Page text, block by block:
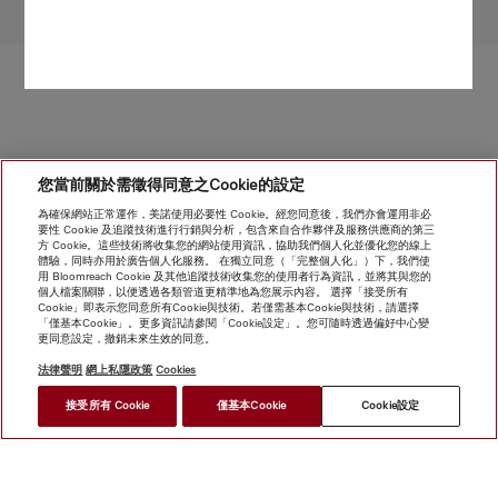
您當前關於需徵得同意之Cookie的設定
為確保網站正常運作，美諾使用必要性 Cookie。經您同意後，我們亦會運用非必
要性 Cookie 及追蹤技術進行行銷與分析，包含來自合作夥伴及服務供應商的第三
方 Cookie。這些技術將收集您的網站使用資訊，協助我們個人化並優化您的線上
體驗，同時亦用於廣告個人化服務。 在獨立同意（「完整個人化」）下，我們使
用 Bloomreach Cookie 及其他追蹤技術收集您的使用者行為資訊，並將其與您的
個人檔案關聯，以便透過各類管道更精準地為您展示內容。 選擇「接受所有
Cookie」即表示您同意所有Cookie與技術。若僅需基本Cookie與技術，請選擇
「僅基本Cookie」。更多資訊請參閱「Cookie設定」。您可隨時透過偏好中心變
更同意設定，撤銷未來生效的同意。
法律聲明 網上私隱政策 Cookies
接受所有 Cookie 僅基本Cookie Cookie設定